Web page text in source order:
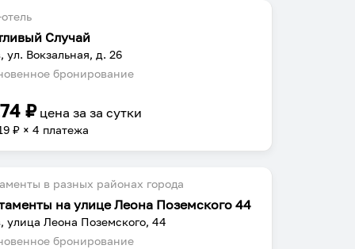
Случай
ул. Вокзальная, д. 26
бронирование
₽ цена заза сутки
₽ × 4 платежа
в разных районах города
на улице Леона Поземского 44
улица Леона Поземского, 44
бронирование